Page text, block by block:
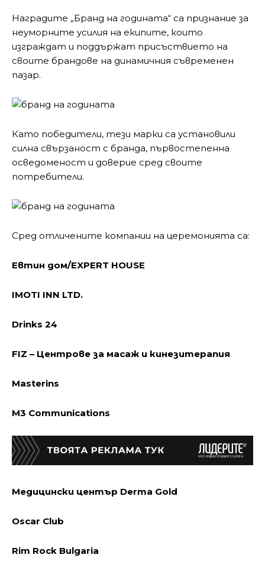
Наградите „Бранд на годината“ са признание за
неуморните усилия на екипите, които
изграждат и поддържат присъствието на
своите брандове на динамичния съвременен
пазар.
Като победители, тези марки са установили
силна свързаност с бранда, първостепенна
осведоменост и доверие сред своите
потребители.
Сред отличените компании на церемонията са:
Евтин дом/EXPERT HOUSE
IMOTI INN LTD.
Drinks 24
FIZ – Центрове за масаж и кинезитерапия
Masterins
M3 Communications
Медицински център Derma Gold
Oscar Club
Rim Rock Bulgaria